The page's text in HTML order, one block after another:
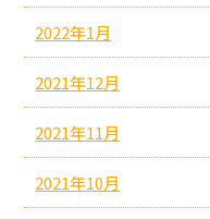
2022年1月
2021年12月
2021年11月
2021年10月